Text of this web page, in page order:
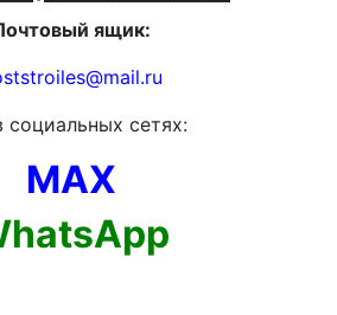
ящик:
сетях:
MAX